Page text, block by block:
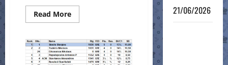
Read MoreRead
more
Πρωτάθλημα
Δωδεκανήσου
21/06/2026